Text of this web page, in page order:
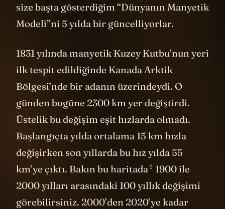
size başta gösterdiğim “Dünyanın Manyetik
Modeli”ni 5 yılda bir güncelliyorlar.
1831 yılında manyetik Kuzey Kutbu’nun yeri
ilk tespit edildiğinde Kanada Arktik
Bölgesi’nde bir adanın üzerindeydi. O
günden bugüne 2300 km yer değiştirdi.
Üstelik bu değişim eşit hızlarda olmadı.
Başlangıçta yılda ortalama 15 km hızla
değişirken son yıllarda bu hız yılda 55
km’ye çıktı. Bakın bu haritada5 1900 ile
2000 yılları arasındaki 100 yıllık değişimi
görebilirsiniz. 2000’den 2020’ye kadar